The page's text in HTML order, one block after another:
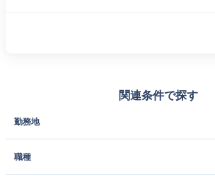
関連条件で探す
勤務地
職種